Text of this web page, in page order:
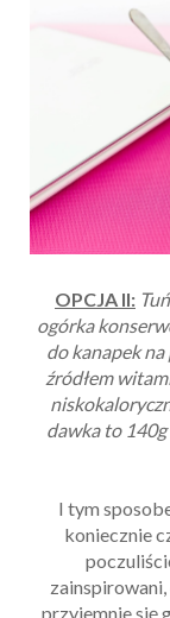
OPCJA II:
ogórka
do kanapek
źródłem
dawka to
I tym
koniecznie
przyjemnie się